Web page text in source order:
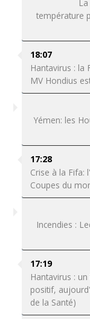
température
18:07
Hantavirus : la
MV Hondius
Yémen: les
17:28
Crise à la Fifa:
Coupes du
Incendies :
17:19
Hantavirus :
positif,
de la Santé)